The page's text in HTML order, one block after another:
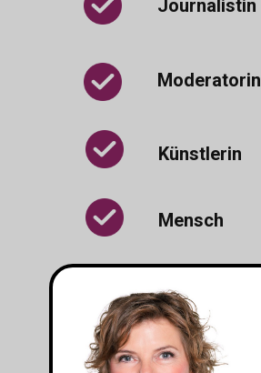
Journalistin
Moderatorin
Künstlerin
Mensch